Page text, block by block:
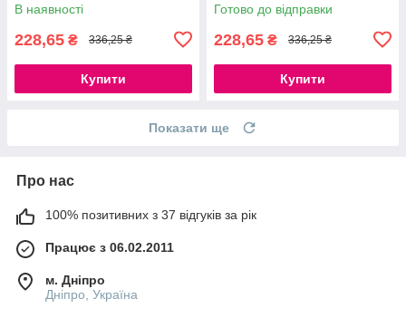
В наявності
228,65 ₴ 336,25 ₴
Купити
Готово до відправки
228,65 ₴ 336,25 ₴
Купити
Показати ще
Про нас
100% позитивних з 37 відгуків за рік
Працює з 06.02.2011
м. Дніпро
Дніпро, Україна